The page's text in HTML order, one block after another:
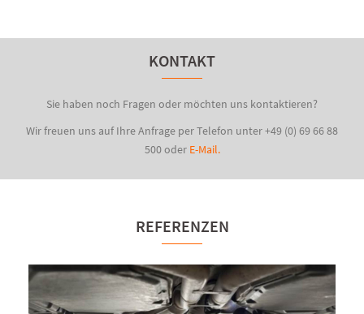
KONTAKT
Sie haben noch Fragen oder möchten uns kontaktieren?
Wir freuen uns auf Ihre Anfrage per Telefon unter +49 (0) 69 66 88
500 oder E-Mail.
REFERENZEN